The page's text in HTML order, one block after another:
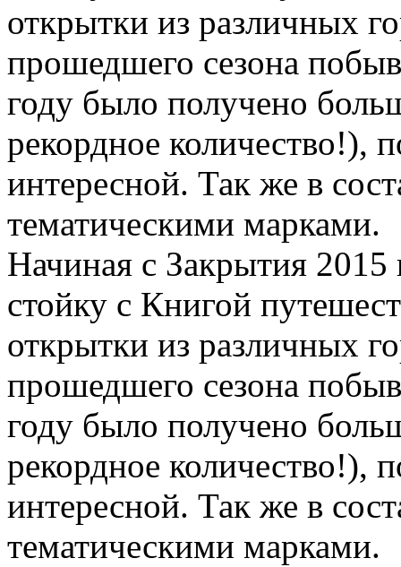
открытки из различных
прошедшего сезона
году было получено
рекордное количество!),
интересной. Так же в
тематическими марками.
Начиная с Закрытия
стойку с Книгой
открытки из различных
прошедшего сезона
году было получено
рекордное количество!),
интересной. Так же в
тематическими марками.